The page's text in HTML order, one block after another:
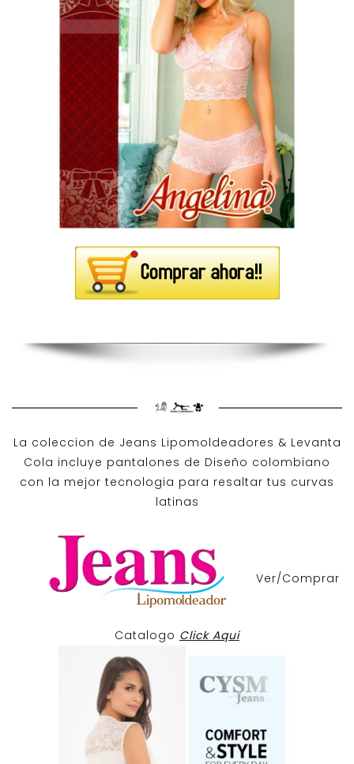
La coleccion de Jeans Lipomoldeadores & Levanta
Cola incluye pantalones de Diseño colombiano
con la mejor tecnologia para resaltar tus curvas
latinas
Ver/Comprar
Catalogo Click Aqui